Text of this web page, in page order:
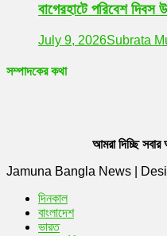
বাগেরহাটে পরিবেশ
July 9, 2026Subrata
সম্পাদকের কথা
আমরা দিচ্ছি সবার
Jamuna Bangla News
দিনকাল
বাংলাদেশ
ভারত